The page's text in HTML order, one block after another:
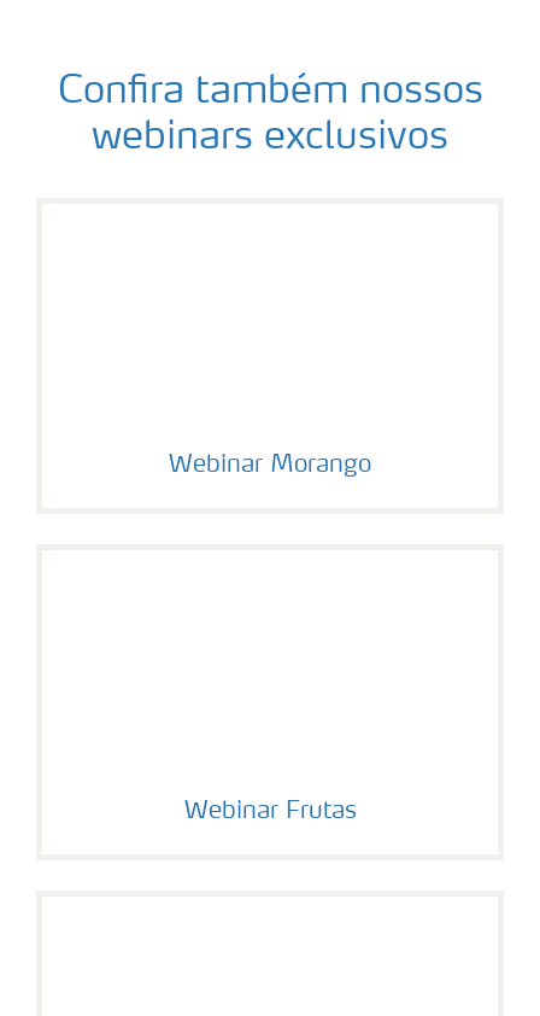
Confira também nossos
webinars exclusivos
Webinar Morango
Webinar Frutas